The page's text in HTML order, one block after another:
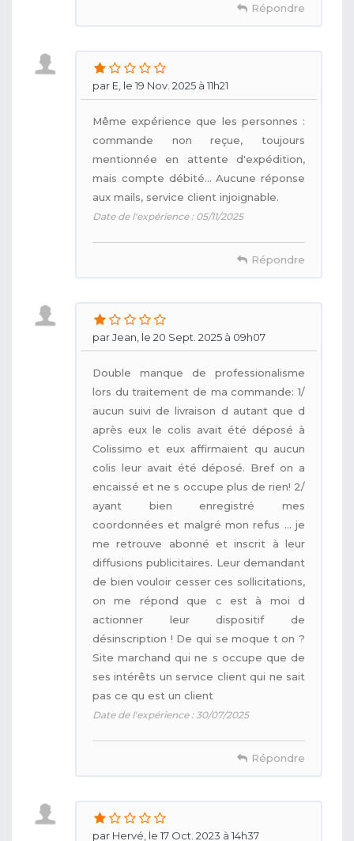
Répondre
par E, le 19 Nov. 2025 à 11h21
Même expérience que les personnes :
commande non reçue, toujours
mentionnée en attente d'expédition,
mais compte débité... Aucune réponse
aux mails, service client injoignable.
Date de l'expérience : 05/11/2025
Répondre
par Jean, le 20 Sept. 2025 à 09h07
Double manque de professionalisme
lors du traitement de ma commande: 1/
aucun suivi de livraison d autant que d
après eux le colis avait été déposé à
Colissimo et eux affirmaient qu aucun
colis leur avait été déposé. Bref on a
encaissé et ne s occupe plus de rien! 2/
ayant bien enregistré mes
coordonnées et malgré mon refus ... je
me retrouve abonné et inscrit à leur
diffusions publicitaires. Leur demandant
de bien vouloir cesser ces sollicitations,
on me répond que c est à moi d
actionner leur dispositif de
désinscription ! De qui se moque t on ?
Site marchand qui ne s occupe que de
ses intérêts un service client qui ne sait
pas ce qu est un client
Date de l'expérience : 30/07/2025
Répondre
par Hervé, le 17 Oct. 2023 à 14h37